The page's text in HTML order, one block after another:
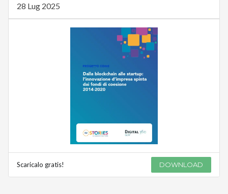
28 Lug 2025
Scaricalo gratis! DOWNLOAD